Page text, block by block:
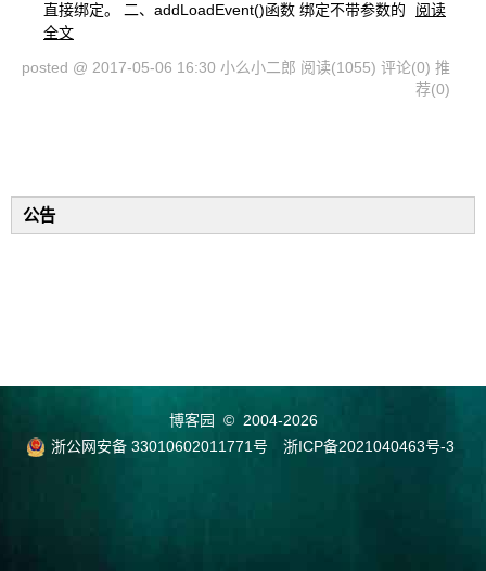
直接绑定。 二、addLoadEvent()函数 绑定不带参数的
阅读
全文
posted @ 2017-05-06 16:30 小么小二郎 阅读(1055) 评论(0) 推
荐(0)
公告
博客园
© 2004-2026
浙公网安备 33010602011771号
浙ICP备2021040463号-3